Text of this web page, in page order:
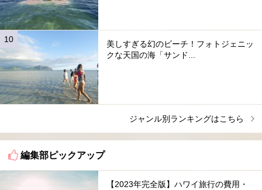
美しすぎる幻のビーチ！フォトジェニッ
クな天国の海「サンド...
ジャンル別ランキングはこちら
編集部ピックアップ
【2023年完全版】ハワイ旅行の費用・